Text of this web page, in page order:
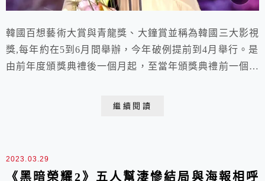
韓國百想藝術大賞與青龍獎、大鐘賞並稱為韓國三大影視
獎,每年約在5到6月間舉辦，今年破例提前到4月舉行。是
由前年度頒獎典禮後一個月起，至當年頒獎典禮前一個月
繼續閱讀
2023.03.29
《黑暗榮耀2》五人幫淒慘結局與海報相呼